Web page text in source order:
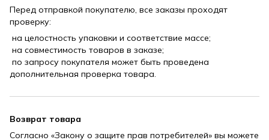
Перед отправкой покупателю, все заказы проходят
проверку:
на целостность упаковки и соответствие массе;
на совместимость товаров в заказе;
по запросу покупателя может быть проведена
дополнительная проверка товара.
Возврат товара
Согласно «Закону о защите прав потребителей» вы можете